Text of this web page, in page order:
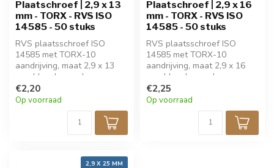
Plaatschroef | 2,9 x 13
mm - TORX - RVS ISO
14585 - 50 stuks
RVS plaatsschroef ISO
14585 met TORX-10
aandrijving, maat 2,9 x 13
mm. Ideaal voor dun
plaatmateriaal. Gemaakt van
roestvrij staal voor hoge
corrosiebestendigheid.
Verpakt per 50 stuks. Voor
precisiewerk en stevige
€2,20
Op voorraad
Plaatschroef | 2,9 x 16
mm - TORX - RVS ISO
14585 - 50 stuks
RVS plaatsschroef ISO
14585 met TORX-10
aandrijving, maat 2,9 x 16
mm. Ideaal voor dun
plaatmateriaal. Gemaakt van
roestvrij staal voor hoge
corrosiebestendigheid.
Verpakt per 50 stuks. Voor
precisiewerk en stevige
€2,25
Op voorraad
2,9 X 25 MM